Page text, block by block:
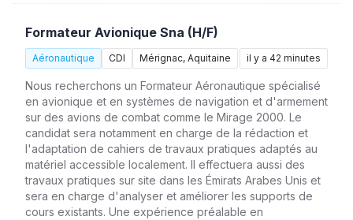
Formateur Avionique Sna (H/F)
Aéronautique CDI Mérignac, Aquitaine il y a 42 minutes
Nous recherchons un Formateur Aéronautique spécialisé
en avionique et en systèmes de navigation et d'armement
sur des avions de combat comme le Mirage 2000. Le
candidat sera notamment en charge de la rédaction et
l'adaptation de cahiers de travaux pratiques adaptés au
matériel accessible localement. Il effectuera aussi des
travaux pratiques sur site dans les Émirats Arabes Unis et
sera en charge d'analyser et améliorer les supports de
cours existants. Une expérience préalable en